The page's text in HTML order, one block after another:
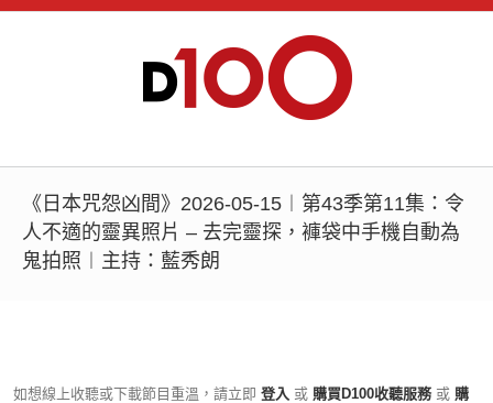
《日本咒怨凶間》2026-05-15︱第43季第11集：令
人不適的靈異照片 – 去完靈探，褲袋中手機自動為
鬼拍照︱主持：藍秀朗
如想線上收聽或下載節目重溫，請立即 登入 或 購買D100收聽服務 或 購